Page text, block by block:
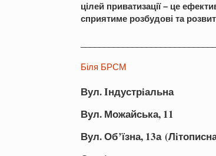
цілей приватизації – це
сприятиме розбудові та
Бiля БРСМ
Вул. Iндустрiальна
Вул. Можайська, 11
Вул. Об’їзна, 13а